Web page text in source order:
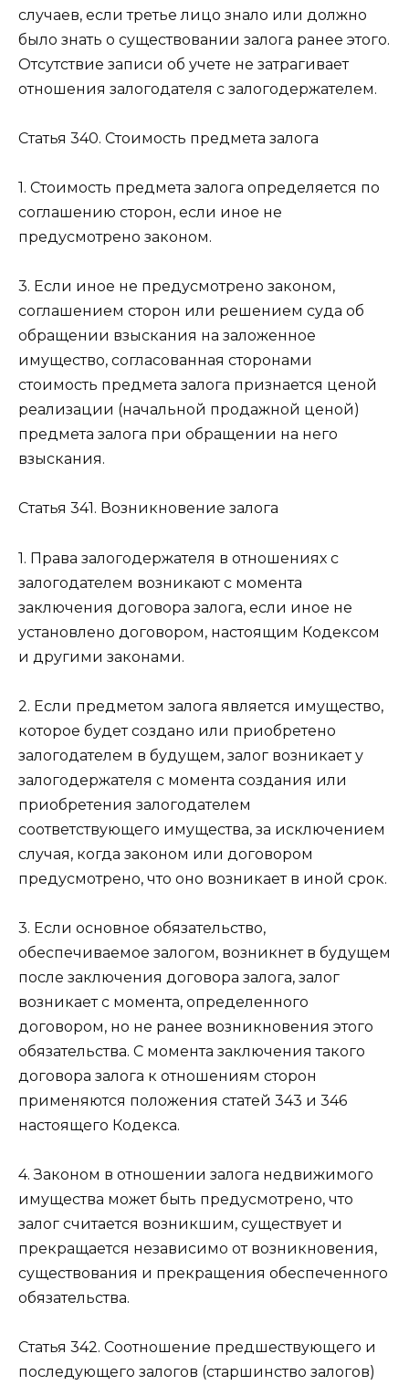
случаев, если третье лицо знало или должно
было знать о существовании залога ранее этого.
Отсутствие записи об учете не затрагивает
отношения залогодателя с залогодержателем.
Статья 340. Стоимость предмета залога
1. Стоимость предмета залога определяется по
соглашению сторон, если иное не
предусмотрено законом.
3. Если иное не предусмотрено законом,
соглашением сторон или решением суда об
обращении взыскания на заложенное
имущество, согласованная сторонами
стоимость предмета залога признается ценой
реализации (начальной продажной ценой)
предмета залога при обращении на него
взыскания.
Статья 341. Возникновение залога
1. Права залогодержателя в отношениях с
залогодателем возникают с момента
заключения договора залога, если иное не
установлено договором, настоящим Кодексом
и другими законами.
2. Если предметом залога является имущество,
которое будет создано или приобретено
залогодателем в будущем, залог возникает у
залогодержателя с момента создания или
приобретения залогодателем
соответствующего имущества, за исключением
случая, когда законом или договором
предусмотрено, что оно возникает в иной срок.
3. Если основное обязательство,
обеспечиваемое залогом, возникнет в будущем
после заключения договора залога, залог
возникает с момента, определенного
договором, но не ранее возникновения этого
обязательства. С момента заключения такого
договора залога к отношениям сторон
применяются положения статей 343 и 346
настоящего Кодекса.
4. Законом в отношении залога недвижимого
имущества может быть предусмотрено, что
залог считается возникшим, существует и
прекращается независимо от возникновения,
существования и прекращения обеспеченного
обязательства.
Статья 342. Соотношение предшествующего и
последующего залогов (старшинство залогов)